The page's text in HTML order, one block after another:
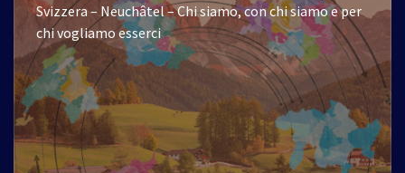
Svizzera – Neuchâtel – Chi siamo, con chi siamo e per
chi vogliamo esserci